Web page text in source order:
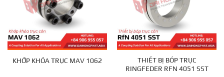
KHỚP KHÓA TRỤC MAV 1062
THIẾT BỊ BÓP TRỤC
RINGFEDER RFN 4051 SST